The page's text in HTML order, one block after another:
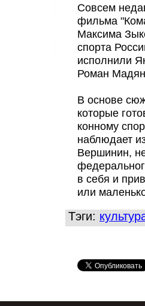
Совсем
фильма
Максима
спорта
исполнили
Роман
В основе
которые
конному
наблюдает
Вершинин,
в себя и
или
Тэги: